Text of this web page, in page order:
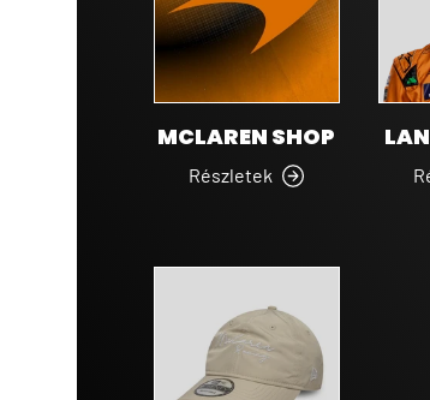
MCLAREN SHOP
Részletek